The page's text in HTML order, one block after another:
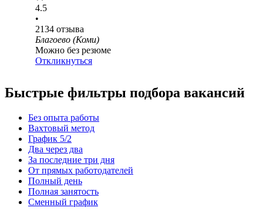
4.5
•
2134 отзыва
Благоево (Коми)
Можно без резюме
Откликнуться
Быстрые фильтры подбора вакансий
Без опыта работы
Вахтовый метод
График 5/2
Два через два
За последние три дня
От прямых работодателей
Полный день
Полная занятость
Сменный график